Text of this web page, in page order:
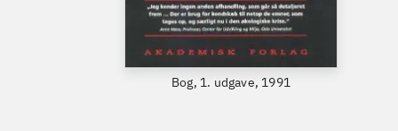
Bog, 1. udgave, 1991